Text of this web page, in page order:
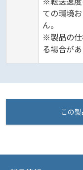
ての環境
ん。
※製品の仕
る場合があ
この